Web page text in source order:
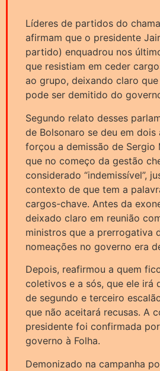
Líderes de partidos do
afirmam que o presidente
partido) enquadrou nos
que resistiam em ceder
ao grupo, deixando claro
pode ser demitido do
Segundo relato desses
de Bolsonaro se deu em dois
forçou a demissão de Sergio
que no começo da gestão
considerado “indemissível”,
contexto de que tem a
cargos-chave. Antes da
deixado claro em reunião
ministros que a prerrogativa
nomeações no governo era
Depois, reafirmou a quem
coletivos e a sós, que ele irá
de segundo e terceiro
que não aceitará recusas. A
presidente foi confirmada
governo à Folha.
Demonizado na campanha